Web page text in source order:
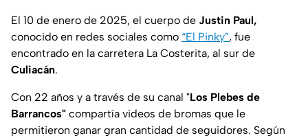
El 10 de enero de 2025, el cuerpo de Justin Paul,
conocido en redes sociales como “El Pinky”, fue
encontrado en la carretera La Costerita, al sur de
Culiacán.
Con 22 años y a través de su canal "Los Plebes de
Barrancos" compartía videos de bromas que le
permitieron ganar gran cantidad de seguidores. Según